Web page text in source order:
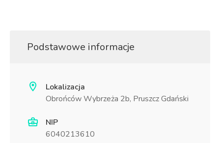
Podstawowe informacje
Lokalizacja
Obrońców Wybrzeża 2b, Pruszcz Gdański
NIP
6040213610